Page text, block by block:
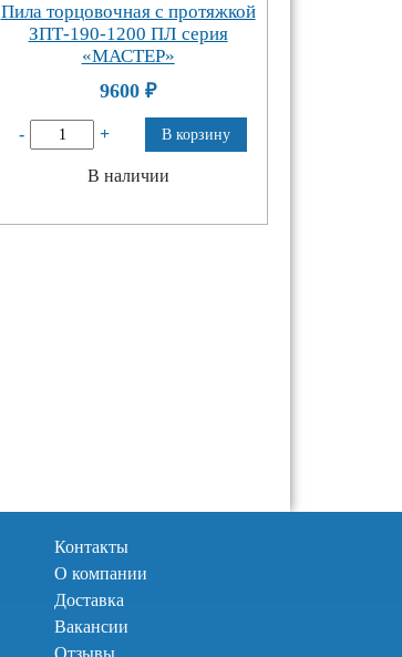
Пила торцовочная с протяжкой
ЗПТ-190-1200 ПЛ серия
«МАСТЕР»
9600₽
- + В корзину
В наличии
Контакты
О компании
Доставка
Вакансии
Отзывы